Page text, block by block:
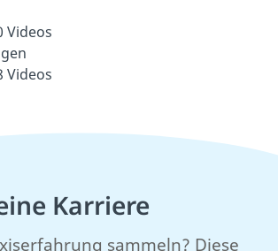
Videos
Videos
Karriere
sammeln? Diese